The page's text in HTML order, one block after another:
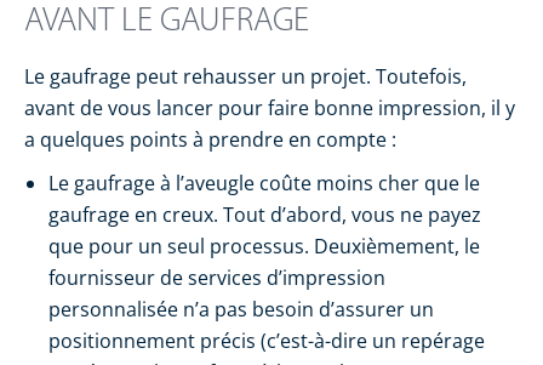
AVANT LE GAUFRAGE
Le gaufrage peut rehausser un projet. Toutefois,
avant de vous lancer pour faire bonne impression, il y
a quelques points à prendre en compte :
Le gaufrage à l’aveugle coûte moins cher que le
gaufrage en creux. Tout d’abord, vous ne payez
que pour un seul processus. Deuxièmement, le
fournisseur de services d’impression
personnalisée n’a pas besoin d’assurer un
positionnement précis (c’est-à-dire un repérage